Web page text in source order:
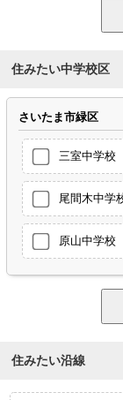
住みたい中学校区
さいたま市緑区
三室中学校
尾間木中学
原山中学校
住みたい沿線